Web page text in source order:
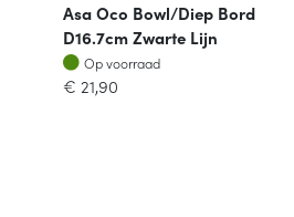
Asa Oco Bowl/diep Bord
D16.7cm Zwarte Lijn
Op voorraad
Op voorraad
€ 21,90